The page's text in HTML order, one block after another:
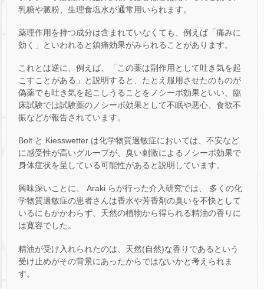
乳糖や澱粉、生理食塩水が通常用いられます。
薬理作用を持つ成分は含まれていなくても、例えば「痛みに
効く」といわれると鎮痛効果がみられることがあります。
これとは逆に、例えば、「この薬は副作用として吐き気を起
こすことがある」と説明すると、たとえ服用させたのものが
偽薬でも吐き気を起こしうることをノシーボ効果といい、臨
床試験では試験薬のノシーボ効果として不眠や悪心、食欲不
振などが報告されています。
Bolt と Kiesswetter は化学物質過敏症においては、不安など
に感受性が高いグループが、臭い刺激によるノシーボ効果で
身体症状を呈している可能性があると説明しています。
興味深いことに、 Araki らが行った介入研究では、 多くの化
学物質過敏症の患者さんは香水や芳香剤の臭いを不快として
いるにもかかわらず、天然の植物から得られる精油の香りに
は寛容でした。
精油が受け入れられたのは、天然(自然)な香りであるという
受け止めがその背景にあったからではないかと考えられま
す。